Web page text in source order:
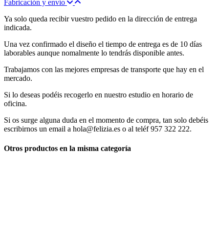
Fabricación y envío
Ya solo queda recibir vuestro pedido en la dirección de entrega
indicada.
Una vez confirmado el diseño el tiempo de entrega es de 10 días
laborables aunque nomalmente lo tendrás disponible antes.
Trabajamos con las mejores empresas de transporte que hay en el
mercado.
Si lo deseas podéis recogerlo en nuestro estudio en horario de
oficina.
Si os surge alguna duda en el momento de compra, tan solo debéis
escribirnos un email a hola@felizia.es o al teléf 957 322 222.
Otros productos en la misma categoría